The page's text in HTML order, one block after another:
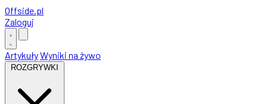
Offside.pl
Zaloguj
ArtykułyWyniki na żywo
ROZGRYWKI